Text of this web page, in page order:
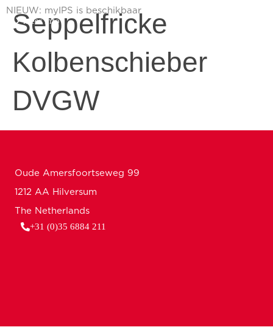
NIEUW: myIPS is beschikbaar
meer info
sluiten
Seppelfricke
Kolbenschieber
DVGW
Oude Amersfoortseweg 99
1212 AA Hilversum
The Netherlands
+31 (0)35 6884 211